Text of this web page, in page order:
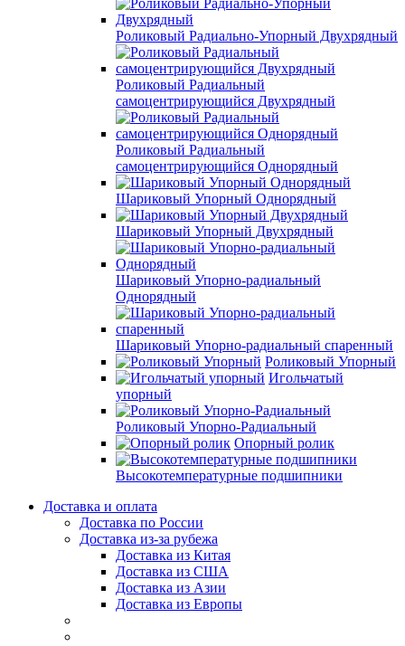
Роликовый Радиально-Упорный Двухрядный
Роликовый Радиальный
самоцентрирующийся Двухрядный
Роликовый Радиальный
самоцентрирующийся Однорядный
Шариковый Упорный Однорядный
Шариковый Упорный Двухрядный
Шариковый Упорно-радиальный
Однорядный
Шариковый Упорно-радиальный спаренный
Роликовый Упорный
Игольчатый
упорный
Роликовый Упорно-Радиальный
Опорный ролик
Высокотемпературные подшипники
Доставка и оплата
Доставка по России
Доставка из-за рубежа
Доставка из Китая
Доставка из США
Доставка из Азии
Доставка из Европы